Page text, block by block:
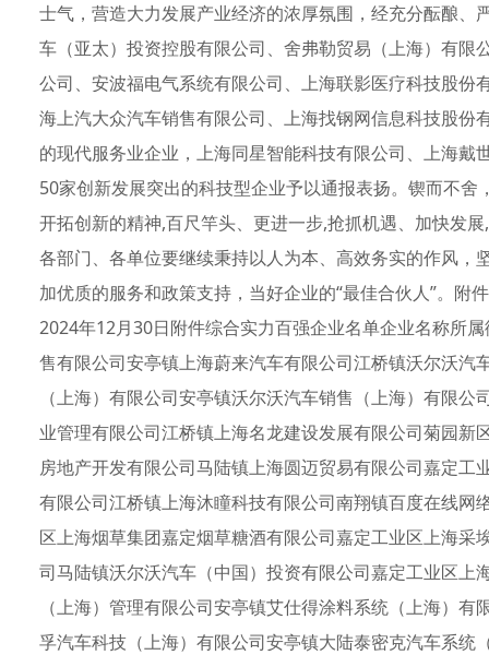
士气，营造大力发展产业经济的浓厚氛围，经充分酝酿
车（亚太）投资控股有限公司、舍弗勒贸易（上海）有
公司、安波福电气系统有限公司、上海联影医疗科技股
海上汽大众汽车销售有限公司、上海找钢网信息科技股
的现代服务业企业，上海同星智能科技有限公司、上海
50家创新发展突出的科技型企业予以通报表扬。锲而不
开拓创新的精神,百尺竿头、更进一步,抢抓机遇、加快发
各部门、各单位要继续秉持以人为本、高效务实的作风
加优质的服务和政策支持，当好企业的“最佳合伙人”。
2024年12月30日附件综合实力百强企业名单企业名称所
售有限公司安亭镇上海蔚来汽车有限公司江桥镇沃尔沃
（上海）有限公司安亭镇沃尔沃汽车销售（上海）有限
业管理有限公司江桥镇上海名龙建设发展有限公司菊园
房地产开发有限公司马陆镇上海圆迈贸易有限公司嘉定
有限公司江桥镇上海沐瞳科技有限公司南翔镇百度在线
区上海烟草集团嘉定烟草糖酒有限公司嘉定工业区上海
司马陆镇沃尔沃汽车（中国）投资有限公司嘉定工业区
（上海）管理有限公司安亭镇艾仕得涂料系统（上海）
孚汽车科技（上海）有限公司安亭镇大陆泰密克汽车系